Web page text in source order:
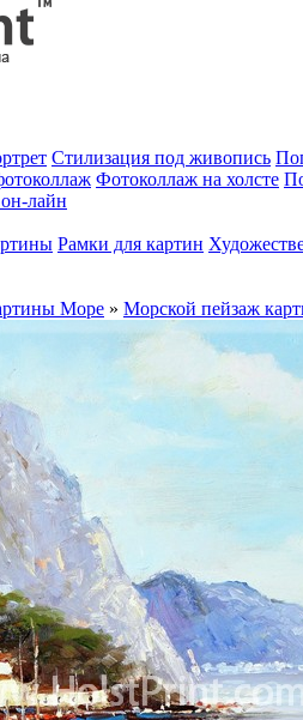
Стилизация под живопись
Фотоколлаж на холсте
лайн
Рамки для картин
Море » Морской пейзаж